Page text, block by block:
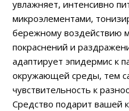
увлажняет, интенсивно
микроэлементами,
бережному воздействию
покраснений и
адаптирует эпидермис к
окружающей среды, тем
чувствительность к
Средство подарит вашей